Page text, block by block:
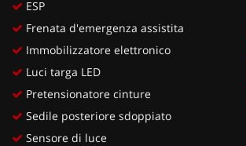
ESP
Frenata d'emergenza assistita
Immobilizzatore elettronico
Luci targa LED
Pretensionatore cinture
Sedile posteriore sdoppiato
Sensore di luce